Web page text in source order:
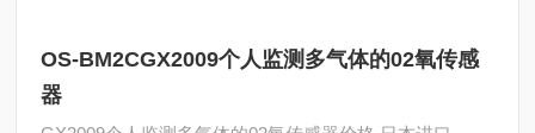
OS-BM2CGX2009个人监测多气体的02氧传感
器